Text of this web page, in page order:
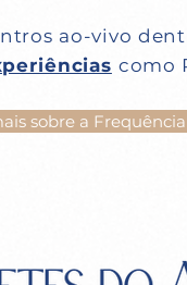
ao-vivo
como
sobre a